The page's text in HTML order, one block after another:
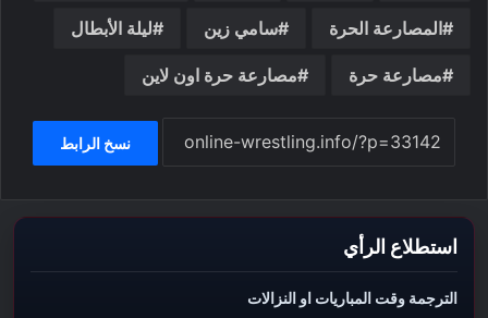
المصارعة الحرة سامي زين ليلة الأبطال
مصارعة حرة مصارعة حرة اون لاين
نسخ الرابط
استطلاع الرأي
الترجمة وقت المباريات او النزالات